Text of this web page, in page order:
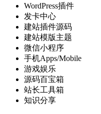
WordPress插件
发卡中心
建站插件源码
建站模版主题
微信小程序
手机Apps/Mobile
游戏娱乐
源码百宝箱
站长工具箱
知识分享